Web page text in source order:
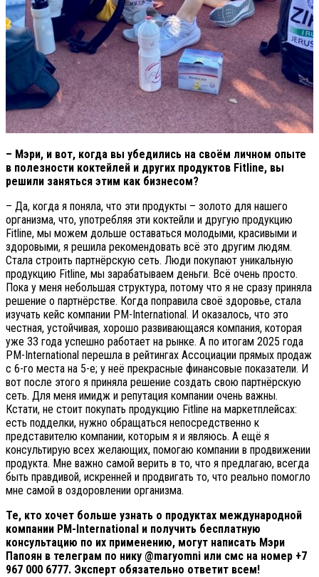
– Мэри, и вот, когда вы убедились на своём личном опыте
в полезности коктейлей и других продуктов Fitline, вы
решили заняться этим как бизнесом?
– Да, когда я поняла, что эти продукты – золото для нашего
организма, что, употребляя эти коктейли и другую продукцию
Fitline, мы можем дольше оставаться молодыми, красивыми и
здоровыми, я решила рекомендовать всё это другим людям.
Стала строить партнёрскую сеть. Люди покупают уникальную
продукцию Fitline, мы зарабатываем деньги. Всё очень просто.
Пока у меня небольшая структура, потому что я не сразу приняла
решение о партнёрстве. Когда поправила своё здоровье, стала
изучать кейс компании PM-International. И оказалось, что это
честная, устойчивая, хорошо развивающаяся компания, которая
уже 33 года успешно работает на рынке. А по итогам 2025 года
PM-International перешла в рейтингах Ассоциации прямых продаж
с 6-го места на 5-е; у неё прекрасные финансовые показатели. И
вот после этого я приняла решение создать свою партнёрскую
сеть. Для меня имидж и репутация компании очень важны.
Кстати, не стоит покупать продукцию Fitline на маркетплейсах:
есть подделки, нужно обращаться непосредственно к
представителю компании, которым я и являюсь. А ещё я
консультирую всех желающих, помогаю компании в продвижении
продукта. Мне важно самой верить в то, что я предлагаю, всегда
быть правдивой, искренней и продвигать то, что реально помогло
мне самой в оздоровлении организма.
Те, кто хочет больше узнать о продуктах международной
компании PM-International и получить бесплатную
консультацию по их применению, могут написать Мэри
Папоян в телеграм по нику @maryomni или смс на номер +7
967 000 6777. Эксперт обязательно ответит всем!